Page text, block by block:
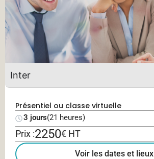
Inter
Présentiel ou classe virtuelle
3 jours(21 heures)
Prix :2250€ HT
Voir les dates et lieux